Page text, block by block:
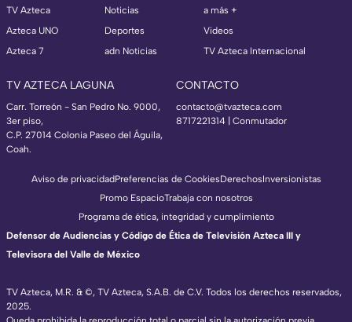
TV Azteca
Azteca UNO
Azteca 7
Noticias
Deportes
adn Noticias
a más +
Videos
TV Azteca Internacional
TV AZTECA LAGUNA
Carr. Torreón - San Pedro No. 9000,
3er piso,
C.P. 27014 Colonia Paseo del Águila,
Coah.
CONTACTO
contacto@tvazteca.com
8717221314 | Conmutador
TV Azteca, M.R. & ©, TV Azteca, S.A.B. de C.V. Todos los derechos reservados,
2025.
Aviso de privacidadPreferencias de CookiesDerechosInversionistas
Promo EspacioTrabaja con nosotros
Programa de ética, integridad y cumplimiento
Defensor de Audiencias y Código de Ética de Televisión Azteca III y
Televisora del Valle de México